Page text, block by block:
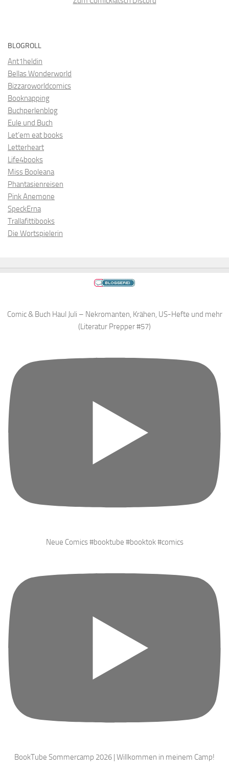
BLOGROLL
Ant1heldin
Bellas Wonderworld
Bizzaroworldcomics
Booknapping
Buchperlenblog
Eule und Buch
Let’em eat books
Letterheart
Life4books
Miss Booleana
Phantasienreisen
Pink Anemone
SpeckErna
Trallafittibooks
Die Wortspielerin
Comic & Buch Haul Juli – Nekromanten, Krähen, US-Hefte und mehr
(Literatur Prepper #57)
Neue Comics #booktube #booktok #comics
BookTube Sommercamp 2026 | Willkommen in meinem Camp!